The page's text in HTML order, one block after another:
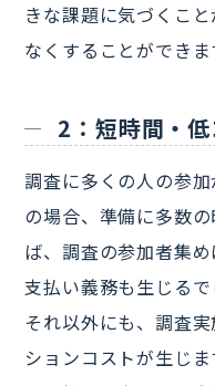
きな課題に気づくこ
なくすることができま
2：短時間・
調査に多くの人の参
の場合、準備に多数
ば、調査の参加者集
支払い義務も生じるで
それ以外にも、調査
ションコストが生じ